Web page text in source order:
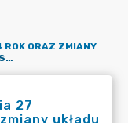
ORAZ ZMIANY
ZARZĄDZENIE NR 296/24 Z DNIA 27 LISTOPADA 2024 R. W SPRAWIE ZMIANY UKŁADU WYKONAWCZEGO BUDŻETU MIASTA RADZIONKÓW NA 2024 ROK
27
układu